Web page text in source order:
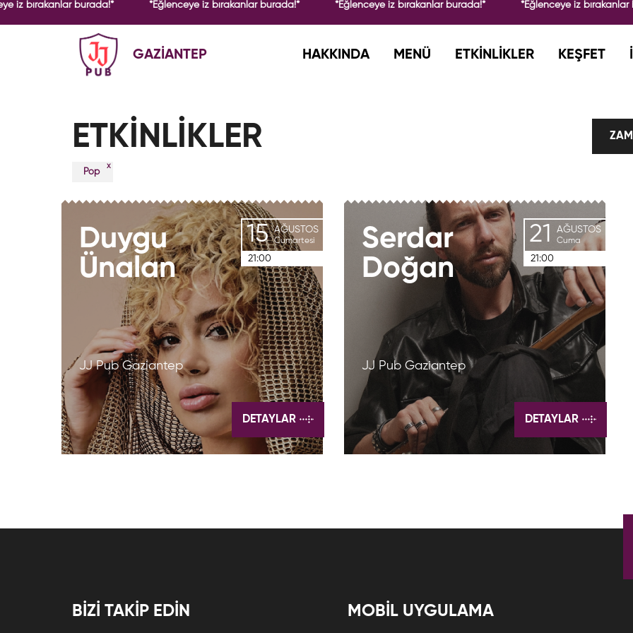
iz bırakanlar burada!* *Eğlenceye iz bırakanlar burada!* *Eğlenceye iz bırakanlar burada!* *Eğlenceye iz bırakanlar
GAZİANTEP HAKKINDA MENÜ ETKİNLİKLER KEŞFET
ETKİNLİKLER
Pop
x
Duygu
Ünalan
JJ Pub Gaziantep
15 AĞUSTOS
Cumartesi
21:00
DETAYLAR
Serdar
Doğan
JJ Pub Gaziantep
21 AĞUSTOS
Cuma
21:00
DETAYLAR
BİZİ TAKİP EDİN MOBİL UYGULAMA